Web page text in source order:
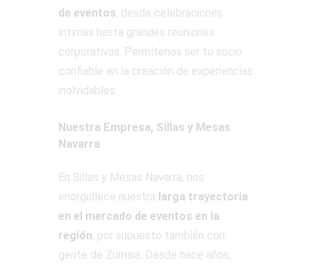
de eventos, desde celebraciones
íntimas hasta grandes reuniones
corporativas. Permítenos ser tu socio
confiable en la creación de experiencias
inolvidables.
Nuestra Empresa, Sillas y Mesas
Navarra
En Sillas y Mesas Navarra, nos
enorgullece nuestra larga trayectoria
en el mercado de eventos en la
región, por supuesto también con
gente de Zumaia. Desde hace años,